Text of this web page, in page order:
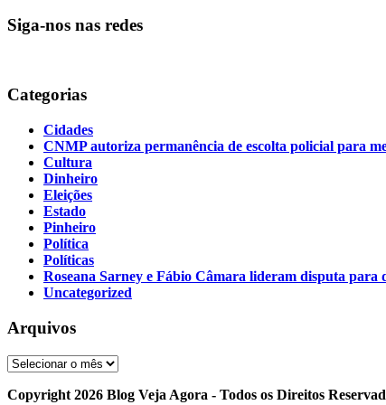
Siga-nos nas redes
Categorias
Cidades
CNMP autoriza permanência de escolta policial para
Cultura
Dinheiro
Eleições
Estado
Pinheiro
Política
Políticas
Roseana Sarney e Fábio Câmara lideram disputa
Uncategorized
Arquivos
Arquivos
Copyright 2026 Blog Veja Agora - Todos os Direitos